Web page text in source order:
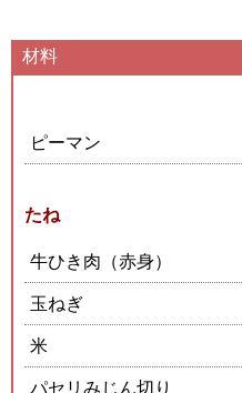
材料
ピーマン
たね
牛ひき肉（赤身）
玉ねぎ
米
パセリみじん切り